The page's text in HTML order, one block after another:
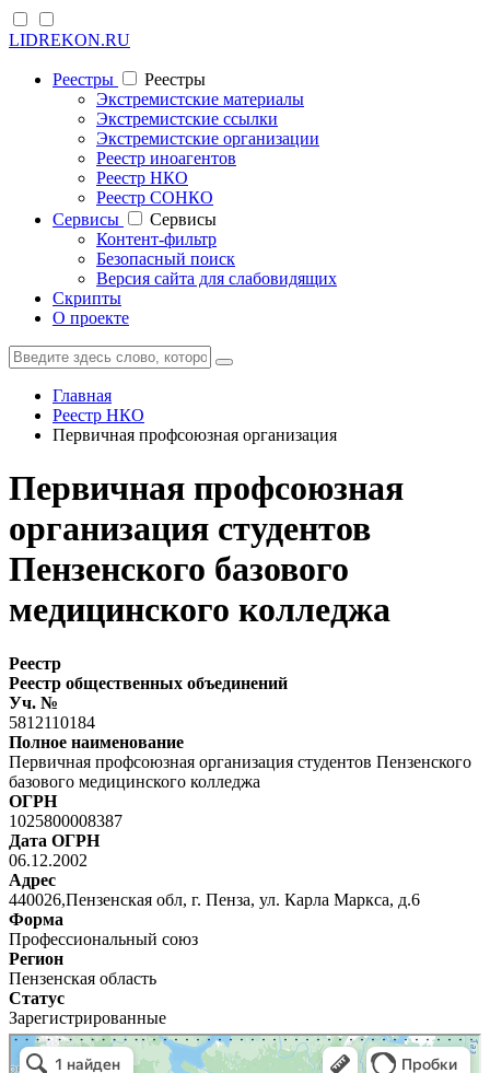
LIDREKON.RU
Реестры
Реестры
Экстремистские материалы
Экстремистские ссылки
Экстремистские организации
Реестр иноагентов
Реестр НКО
Реестр СОНКО
Cервисы
Cервисы
Контент-фильтр
Безопасный поиск
Версия сайта для слабовидящих
Скрипты
О проекте
Главная
Реестр НКО
Первичная профсоюзная организация
Первичная профсоюзная
организация студентов
Пензенского базового
медицинского колледжа
Реестр
Реестр общественных объединений
Уч. №
5812110184
Полное наименование
Первичная профсоюзная организация студентов Пензенского
базового медицинского колледжа
ОГРН
1025800008387
Дата ОГРН
06.12.2002
Адрес
440026,Пензенская обл, г. Пенза, ул. Карла Маркса, д.6
Форма
Профессиональный союз
Регион
Пензенская область
Статус
Зарегистрированные